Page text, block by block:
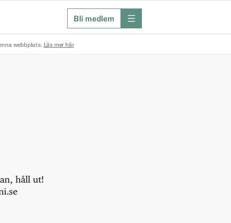
Bli medlem meny
webbplats. Läs mer här
håll ut!